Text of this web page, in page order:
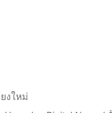
งใหม่